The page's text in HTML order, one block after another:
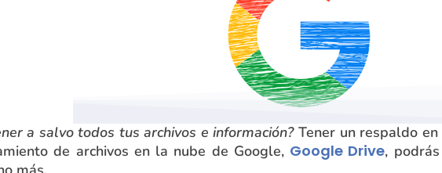
a salvo todos tus archivos e información?Tener un respaldo en
de archivos en la nube de Google, Google Drive,